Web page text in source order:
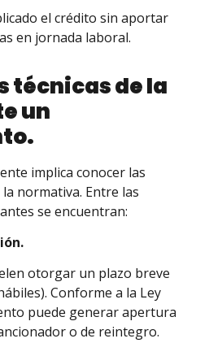
el crédito sin aportar
en jornada laboral.
técnicas de la
un
implica conocer las
normativa. Entre las
se encuentran:
otorgar un plazo breve
Conforme a la Ley
puede generar apertura
o de reintegro.